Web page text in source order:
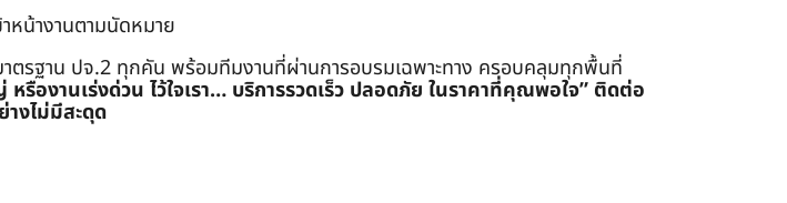
หน้างานตามนัดหมาย
าตรฐาน ปจ.2 ทุกคัน พร้อมทีมงานที่ผ่านการอบรมเฉพาะทาง ครอบคลุมทุกพื้นที่
หรืองานเร่งด่วน ไว้ใจเรา… บริการรวดเร็ว ปลอดภัย ในราคาที่คุณพอใจ” ติดต่อ
งไม่มีสะดุด